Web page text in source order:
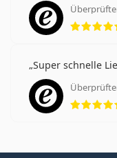
Super schnelle